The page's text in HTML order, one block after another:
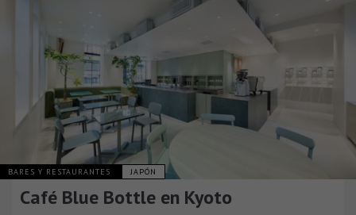
BARES Y RESTAURANTES JAPÓN
Café Blue Bottle en Kyoto